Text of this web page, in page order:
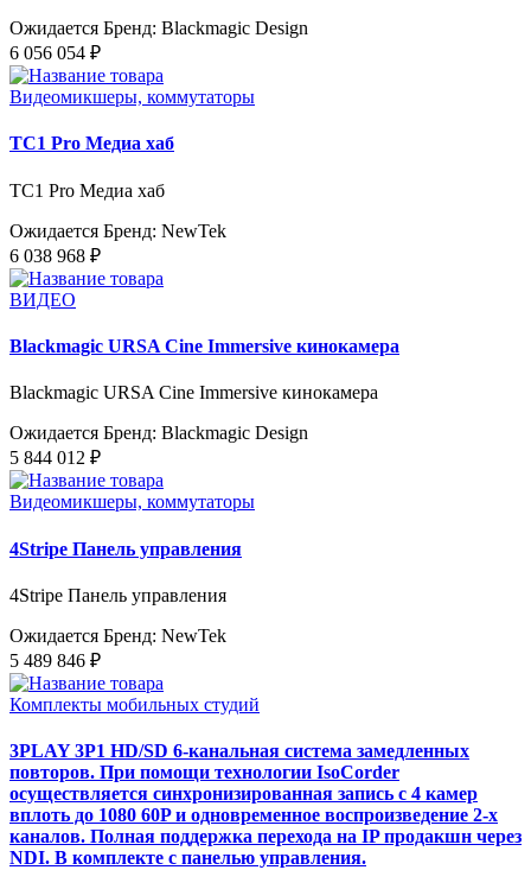
Ожидается Бренд: Blackmagic Design
6 056 054 ₽
Видеомикшеры, коммутаторы
TC1 Pro Медиа хаб
TC1 Pro Медиа хаб
Ожидается Бренд: NewTek
6 038 968 ₽
ВИДЕО
Blackmagic URSA Cine Immersive кинокамера
Blackmagic URSA Cine Immersive кинокамера
Ожидается Бренд: Blackmagic Design
5 844 012 ₽
Видеомикшеры, коммутаторы
4Stripe Панель управления
4Stripe Панель управления
Ожидается Бренд: NewTek
5 489 846 ₽
Комплекты мобильных студий
3PLAY 3P1 HD/SD 6-канальная система замедленных
повторов. При помощи технологии IsoCorder
осуществляется синхронизированная запись с 4 камер
вплоть до 1080 60P и одновременное воспроизведение 2-х
каналов. Полная поддержка перехода на IP продакшн через
NDI. В комплекте с панелью управления.